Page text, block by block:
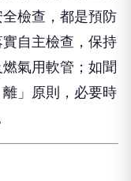
檢查，都是預防
自主檢查，保持
氣用軟管；如聞
」原則，必要時